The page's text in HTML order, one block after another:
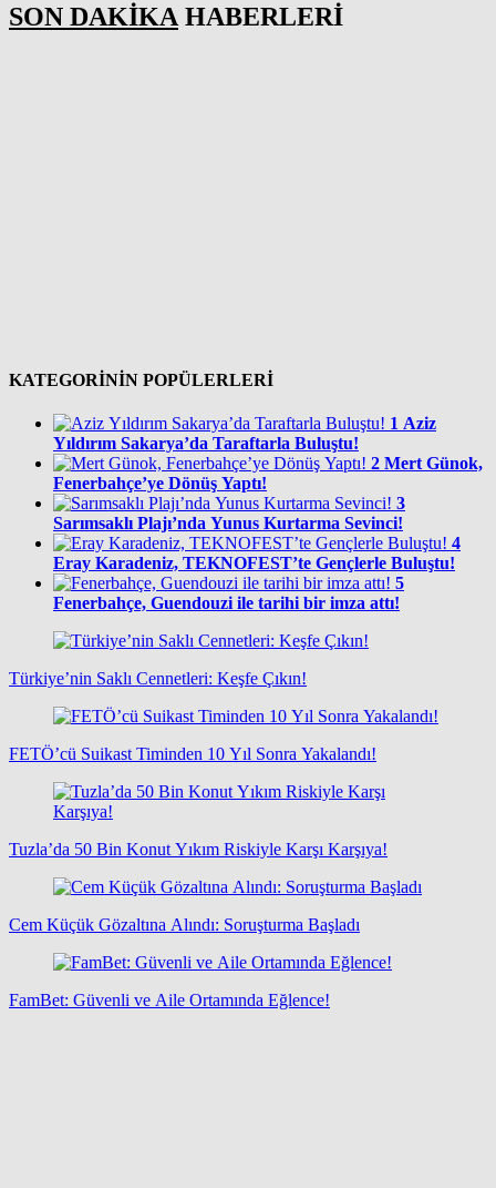
SON DAKİKA HABERLERİ
KATEGORİNİN POPÜLERLERİ
1 Aziz
Yıldırım Sakarya’da Taraftarla Buluştu!
2 Mert Günok,
Fenerbahçe’ye Dönüş Yaptı!
3
Sarımsaklı Plajı’nda Yunus Kurtarma Sevinci!
4
Eray Karadeniz, TEKNOFEST’te Gençlerle Buluştu!
5
Fenerbahçe, Guendouzi ile tarihi bir imza attı!
Türkiye’nin Saklı Cennetleri: Keşfe Çıkın!
FETÖ’cü Suikast Timinden 10 Yıl Sonra Yakalandı!
Tuzla’da 50 Bin Konut Yıkım Riskiyle Karşı Karşıya!
Cem Küçük Gözaltına Alındı: Soruşturma Başladı
FamBet: Güvenli ve Aile Ortamında Eğlence!